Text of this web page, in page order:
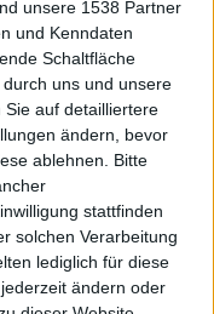
unsere 1538 Partner
und Kenndaten
Schaltfläche
uns und unsere
Sie auf detailliertere
ändern, bevor
ablehnen.
Bitte
stattfinden
solchen Verarbeitung
lediglich für diese
ändern oder